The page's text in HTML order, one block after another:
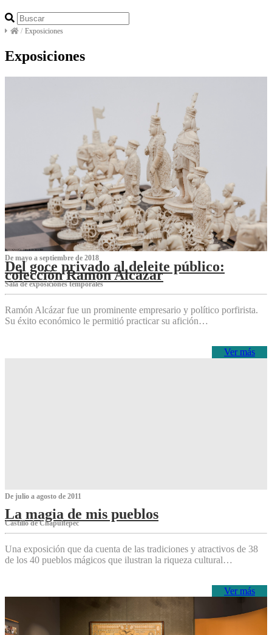
/ Exposiciones
Exposiciones
De mayo a septiembre de 2018
Del goce privado al deleite público:
colección Ramón Alcázar
Sala de exposiciones temporales
Ramón Alcázar fue un prominente empresario y político porfirista.
Su éxito económico le permitió practicar su afición…
Ver más
De julio a agosto de 2011
La magia de mis pueblos
Castillo de Chapultepec
Una exposición que da cuenta de las tradiciones y atractivos de 38
de los 40 pueblos mágicos que ilustran la riqueza cultural…
Ver más